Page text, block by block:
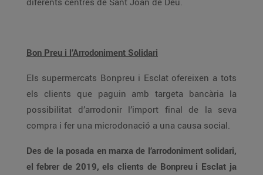
Bon Preu i l’Arrodoniment Solidari
Els supermercats Bonpreu i Esclat ofereixen a tots
els clients que paguin amb targeta bancària la
possibilitat d’arrodonir l’import final de la seva
compra i fer una microdonació a una causa social.
Des de la posada en marxa de l’arrodoniment solidari,
el febrer de 2019, els clients de Bonpreu i Esclat ja